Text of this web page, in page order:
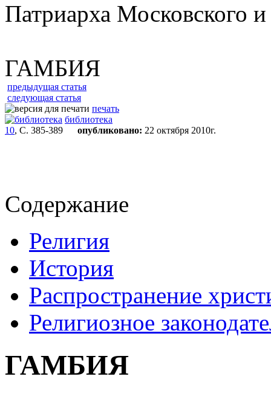
Патриарха Московского
ГАМБИЯ
предыдущая статья
следующая статья
печать
библиотека
10, С. 385-389 опубликовано: 22 октября 2010г.
Содержание
Религия
История
Распространение
Религиозное
ГАМБИЯ